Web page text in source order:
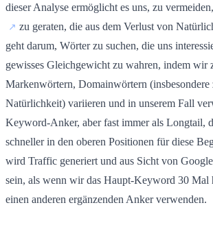
dieser Analyse ermöglicht es uns, zu
zu geraten, die aus dem Verlust von
geht darum, Wörter zu suchen, die uns
gewisses Gleichgewicht zu wahren, indem wir
Markenwörtern, Domainwörtern
Natürlichkeit) variieren und in unserem Fall
Keyword-Anker, aber fast immer als Longtail,
schneller in den oberen Positionen für diese
wird Traffic generiert und aus Sicht von
sein, als wenn wir das Haupt-Keyword 30 Mal
einen anderen ergänzenden Anker verwenden.